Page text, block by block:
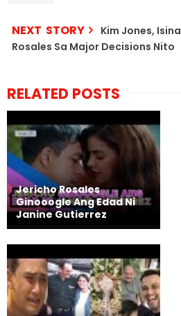
NEXT STORY
Kim Jones,
Rosales Sa Major Decisions Nito
RELATED POSTS
Jericho Rosales
Ginooogle Ang Edad Ni
Janine Gutierrez